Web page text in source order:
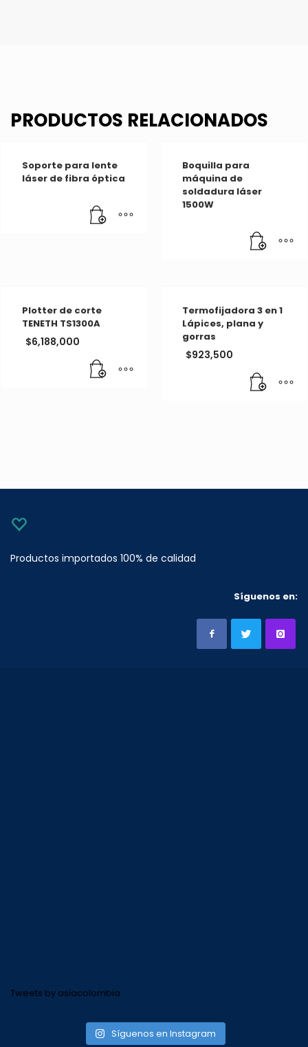
PRODUCTOS RELACIONADOS
Soporte para lente
láser de fibra óptica
Boquilla para
máquina de
soldadura láser
1500W
Plotter de corte
TENETH TS1300A
$6,188,000
Termofijadora 3 en 1
Lápices, plana y
gorras
$923,500
Productos importados 100% de calidad
Síguenos en:
Tweets by asiacolombia
Síguenos en Instagram